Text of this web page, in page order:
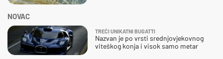
NOVAC
TREĆI UNIKATNI BUGATTI
Nazvan je po vrsti srednjovjekovnog
viteškog konja i visok samo metar